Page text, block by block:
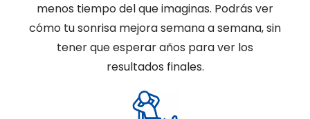
menos tiempo del que imaginas. Podrás ver
cómo tu sonrisa mejora semana a semana, sin
tener que esperar años para ver los
resultados finales.